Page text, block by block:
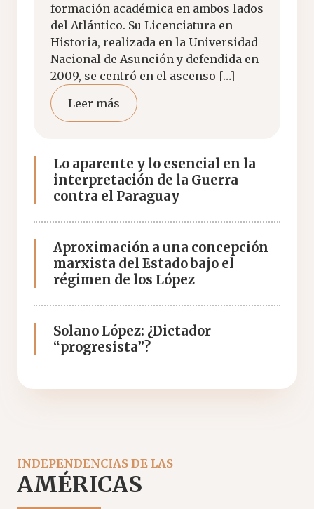
formación académica en ambos lados
del Atlántico. Su Licenciatura en
Historia, realizada en la Universidad
Nacional de Asunción y defendida en
2009, se centró en el ascenso […]
Leer más
Lo aparente y lo esencial en la
interpretación de la Guerra
contra el Paraguay
Aproximación a una concepción
marxista del Estado bajo el
régimen de los López
Solano López: ¿Dictador
“progresista”?
INDEPENDENCIAS DE LAS
AMÉRICAS